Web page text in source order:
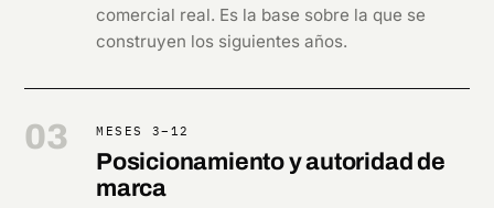
comercial real. Es la base sobre la que se
construyen los siguientes años.
03 MESES 3–12
Posicionamiento y autoridad de
marca